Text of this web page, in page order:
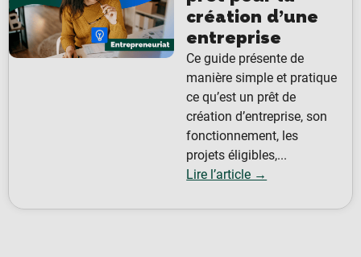
création d’une
entreprise
Ce guide présente de
manière simple et pratique
ce qu’est un prêt de
création d’entreprise, son
fonctionnement, les
projets éligibles,...
Lire l’article →